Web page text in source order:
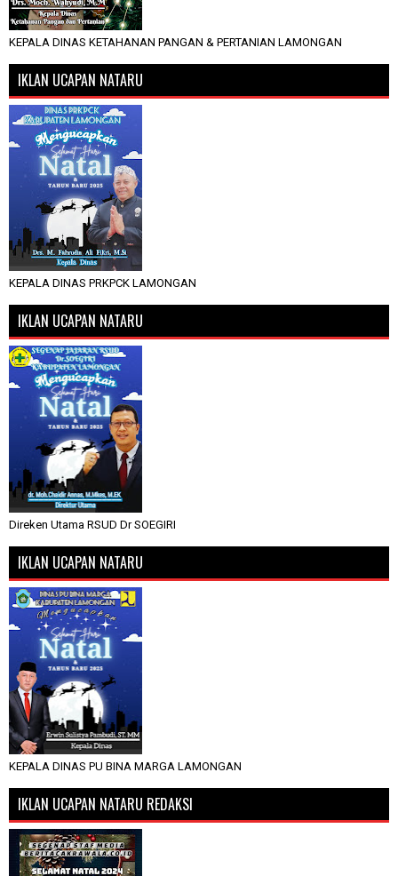
KEPALA DINAS KETAHANAN PANGAN & PERTANIAN LAMONGAN
IKLAN UCAPAN NATARU
KEPALA DINAS PRKPCK LAMONGAN
IKLAN UCAPAN NATARU
Direken Utama RSUD Dr SOEGIRI
IKLAN UCAPAN NATARU
KEPALA DINAS PU BINA MARGA LAMONGAN
IKLAN UCAPAN NATARU REDAKSI